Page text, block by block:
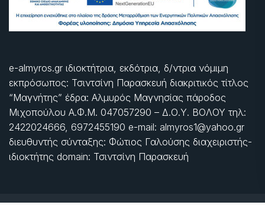
e-almyros.gr ιδιοκτήτρια, εκδότρια, δ/ντρια νόμιμη
εκπρόσωπος: Τσιντσίνη Παρασκευή διακριτικός τίτλος
“Μαγνήτης” έδρα: Αλμυρός Μαγνησίας πάροδος
Μιχοπούλου Α.Φ.Μ. 047057290 – Δ.Ο.Υ. ΒΟΛΟΥ τηλ:
2422024666, 6972455190 e-mail: almyros1@yahoo.gr
διευθυντής σύνταξης: Φώτιος Γαλούσης διαχειριστής-
ιδιοκτήτης domain: Τσιντσίνη Παρασκευή